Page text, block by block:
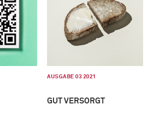
AUSGABE 03 2021
GUT VERSORGT